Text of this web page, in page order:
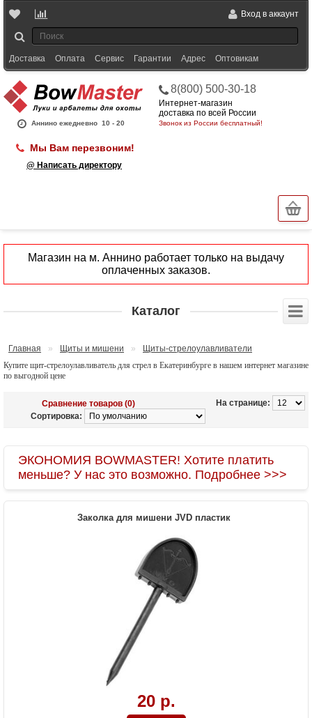
Вход в аккаунт
Доставка Оплата Сервис Гарантии Адрес Оптовикам
Аннино ежедневно 10 - 20
8(800) 500-30-18
Интернет-магазин
доставка по всей России
Звонок из России бесплатный!
Мы Вам перезвоним!
@ Написать директору
Магазин на м. Аннино работает только на выдачу
оплаченных заказов.
Каталог
Главная » Щиты и мишени »
Щиты-стрелоулавливатели
Купите щит-стрелоулавливатель для стрел в Екатеринбурге в нашем интернет магазине
по выгодной цене
На странице:
Сравнение товаров (0)
Сортировка:
ЭКОНОМИЯ BOWMASTER! Хотите платить
меньше? У нас это возможно. Подробнее >>>
Заколка для мишени JVD пластик
20 р.